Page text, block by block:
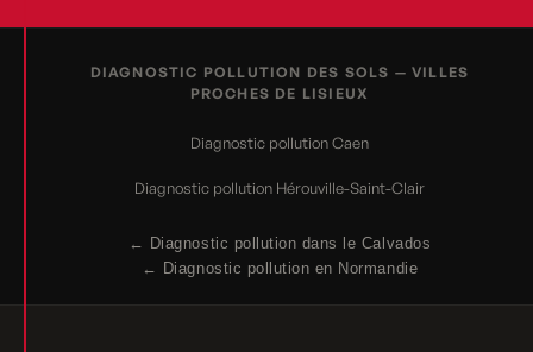
DIAGNOSTIC POLLUTION DES SOLS — VILLES
PROCHES DE LISIEUX
Diagnostic pollution Caen
Diagnostic pollution Hérouville-Saint-Clair
← Diagnostic pollution dans le Calvados
← Diagnostic pollution en Normandie